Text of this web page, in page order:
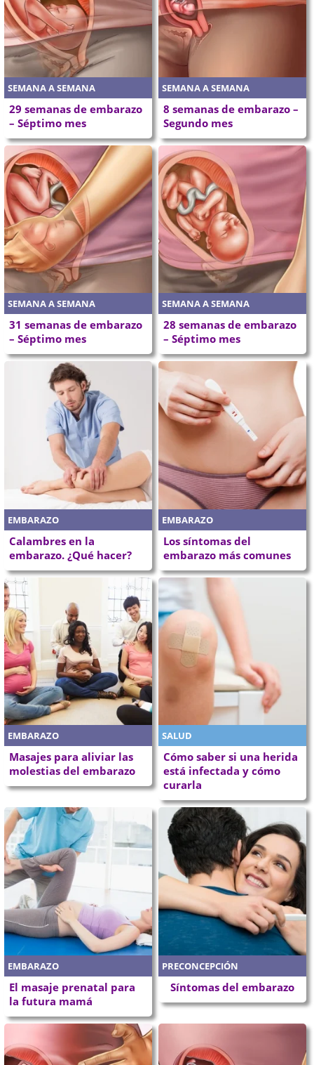
SEMANA A SEMANA
29 semanas de embarazo
– Séptimo mes
SEMANA A SEMANA
8 semanas de embarazo –
Segundo mes
SEMANA A SEMANA
31 semanas de embarazo
– Séptimo mes
SEMANA A SEMANA
28 semanas de embarazo
– Séptimo mes
EMBARAZO
Calambres en la
embarazo. ¿Qué hacer?
EMBARAZO
Los síntomas del
embarazo más comunes
EMBARAZO
Masajes para aliviar las
molestias del embarazo
SALUD
Cómo saber si una herida
está infectada y cómo
curarla
EMBARAZO
El masaje prenatal para
la futura mamá
PRECONCEPCIÓN
Síntomas del embarazo